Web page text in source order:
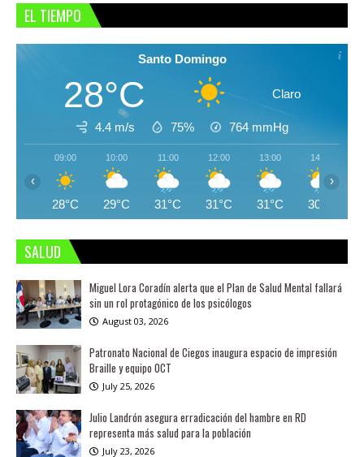
EL TIEMPO
Santo Domingo
28°C Claro
4.4 m/s 75% 764 mmHg
09:00
28°C
10:00
29°C
11:00
31°C
12:00
31°C
13:00
31°C
14:00
30°C
‹ ›
SALUD
Miguel Lora Coradín alerta que el Plan de Salud Mental fallará
sin un rol protagónico de los psicólogos
August 03, 2026
Patronato Nacional de Ciegos inaugura espacio de impresión
Braille y equipo OCT
July 25, 2026
Julio Landrón asegura erradicación del hambre en RD
representa más salud para la población
July 23, 2026